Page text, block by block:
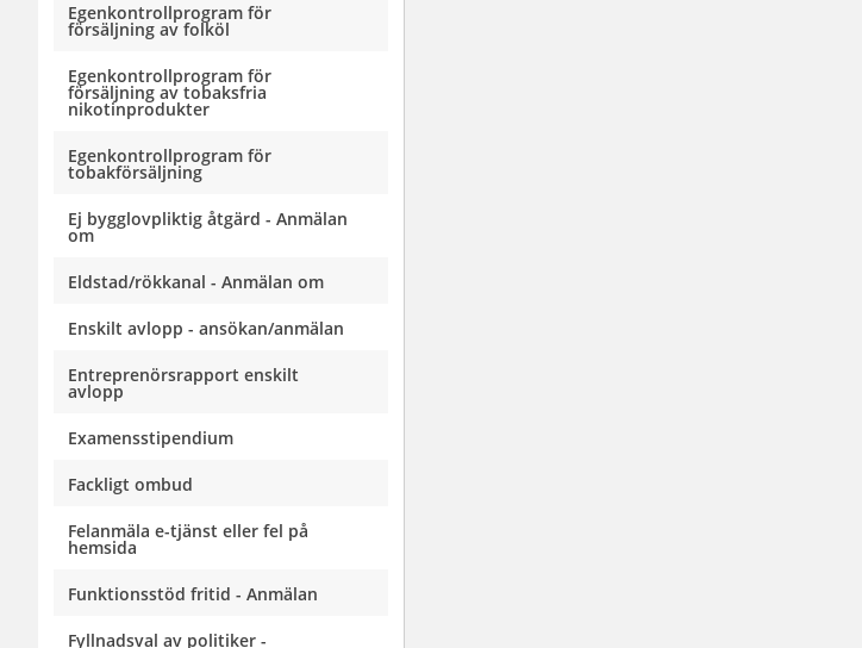
Egenkontrollprogram för
försäljning av folköl
Egenkontrollprogram för
försäljning av tobaksfria
nikotinprodukter
Egenkontrollprogram för
tobakförsäljning
Ej bygglovpliktig åtgärd - Anmälan
om
Eldstad/rökkanal - Anmälan om
Enskilt avlopp - ansökan/anmälan
Entreprenörsrapport enskilt
avlopp
Examensstipendium
Fackligt ombud
Felanmäla e-tjänst eller fel på
hemsida
Funktionsstöd fritid - Anmälan
Fyllnadsval av politiker -